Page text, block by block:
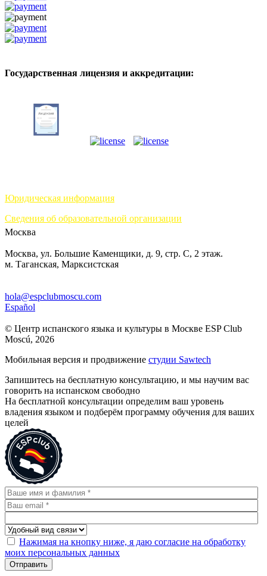
Государственная лицензия и аккредитации:
Юридическая информация
Сведения об образовательной организации
Москва
Москва, ул. Большие Каменщики, д. 9, стр. С, 2 этаж.
м. Таганская, Марксистская
hola@espclubmoscu.com
Español
© Центр испанского языка и культуры в Москве ESP Club
Moscú, 2026
Мобильная версия и продвижение студии Sawtech
Запишитесь на бесплатную консультацию, и мы научим вас
говорить на испанском свободно
На бесплатной консультации определим ваш уровень
владения языком и подберём программу обучения для ваших
целей
Нажимая на кнопку ниже, я даю согласие на обработку
моих персональных данных
Отправить